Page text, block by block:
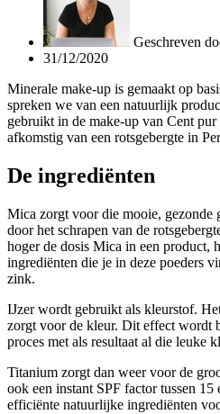
Geschreven
31/12/2020
Minerale make-up is gemaakt op
spreken we van een natuurlijk
gebruikt in de make-up van Cent
afkomstig van een rotsgebergte in
De ingrediënten
Mica zorgt voor die mooie, gezonde
door het schrapen van de
hoger de dosis Mica in een product,
ingrediënten die je in deze poeders
zink.
IJzer wordt gebruikt als kleurstof.
zorgt voor de kleur. Dit effect wordt
proces met als resultaat al die leuke
Titanium zorgt dan weer voor de
ook een instant SPF factor tussen
efficiënte natuurlijke ingrediënten